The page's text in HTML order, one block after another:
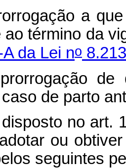
a
ao término da
da Lei no
de
de parto
no art.
ou
seguintes